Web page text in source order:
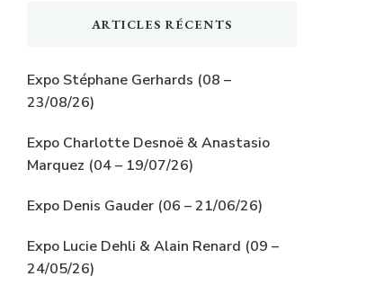
ARTICLES RÉCENTS
Expo Stéphane Gerhards (08 –
23/08/26)
Expo Charlotte Desnoë & Anastasio
Marquez (04 – 19/07/26)
Expo Denis Gauder (06 – 21/06/26)
Expo Lucie Dehli & Alain Renard (09 –
24/05/26)